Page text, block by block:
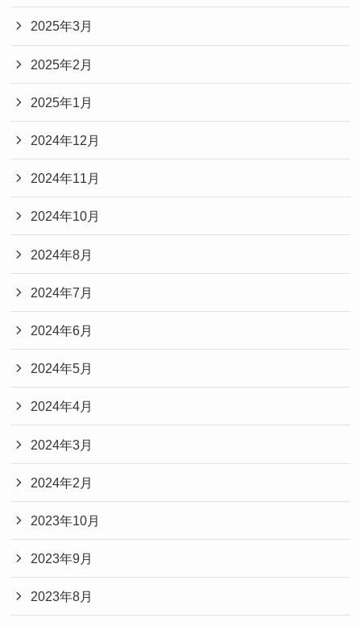
2025年3月
2025年2月
2025年1月
2024年12月
2024年11月
2024年10月
2024年8月
2024年7月
2024年6月
2024年5月
2024年4月
2024年3月
2024年2月
2023年10月
2023年9月
2023年8月